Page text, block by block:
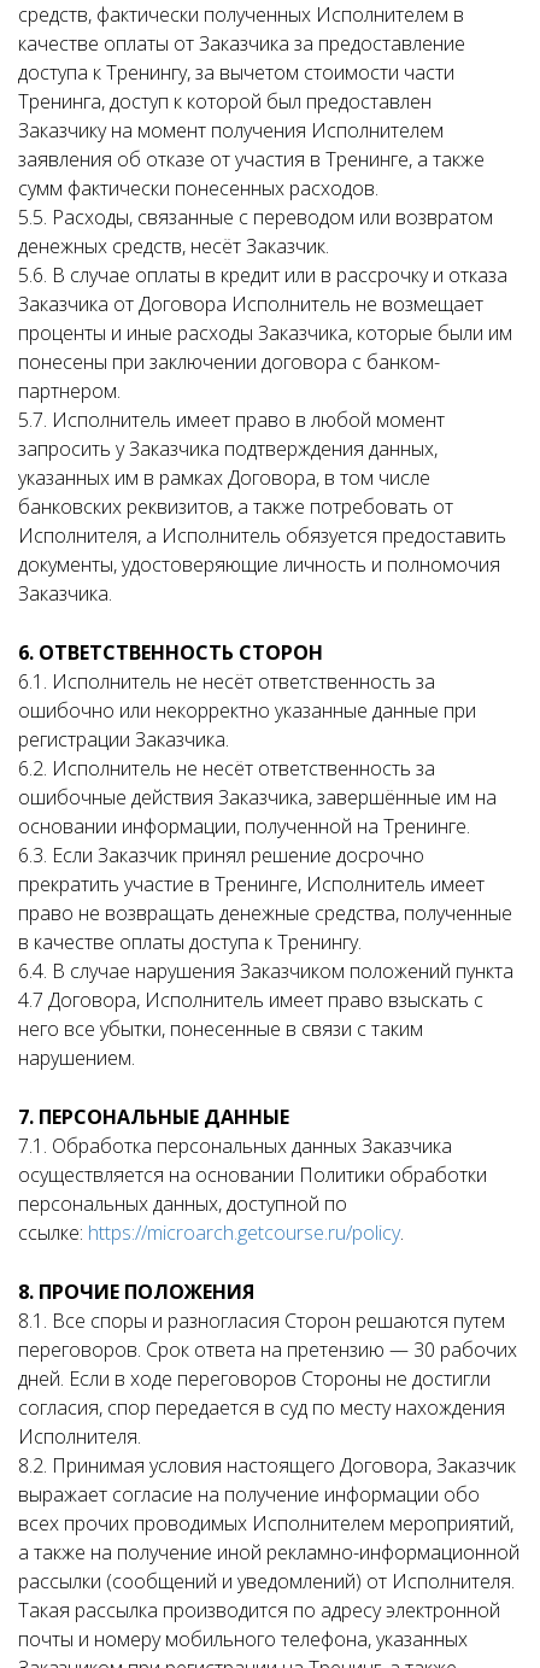
средств, фактически полученных Исполнителем в
качестве оплаты от Заказчика за предоставление
доступа к Тренингу, за вычетом стоимости части
Тренинга, доступ к которой был предоставлен
Заказчику на момент получения Исполнителем
заявления об отказе от участия в Тренинге, а также
сумм фактически понесенных расходов.
5.5. Расходы, связанные с переводом или возвратом
денежных средств, несёт Заказчик.
5.6. В случае оплаты в кредит или в рассрочку и отказа
Заказчика от Договора Исполнитель не возмещает
проценты и иные расходы Заказчика, которые были им
понесены при заключении договора с банком-
партнером.
5.7. Исполнитель имеет право в любой момент
запросить у Заказчика подтверждения данных,
указанных им в рамках Договора, в том числе
банковских реквизитов, а также потребовать от
Исполнителя, а Исполнитель обязуется предоставить
документы, удостоверяющие личность и полномочия
Заказчика.
6. ОТВЕТСТВЕННОСТЬ СТОРОН
6.1. Исполнитель не несёт ответственность за
ошибочно или некорректно указанные данные при
регистрации Заказчика.
6.2. Исполнитель не несёт ответственность за
ошибочные действия Заказчика, завершённые им на
основании информации, полученной на Тренинге.
6.3. Если Заказчик принял решение досрочно
прекратить участие в Тренинге, Исполнитель имеет
право не возвращать денежные средства, полученные
в качестве оплаты доступа к Тренингу.
6.4. В случае нарушения Заказчиком положений пункта
4.7 Договора, Исполнитель имеет право взыскать с
него все убытки, понесенные в связи с таким
нарушением.
7. ПЕРСОНАЛЬНЫЕ ДАННЫЕ
7.1. Обработка персональных данных Заказчика
осуществляется на основании Политики обработки
персональных данных, доступной по
ссылке: https://microarch.getcourse.ru/policy.
8. ПРОЧИЕ ПОЛОЖЕНИЯ
8.1. Все споры и разногласия Сторон решаются путем
переговоров. Срок ответа на претензию — 30 рабочих
дней. Если в ходе переговоров Стороны не достигли
согласия, спор передается в суд по месту нахождения
Исполнителя.
8.2. Принимая условия настоящего Договора, Заказчик
выражает согласие на получение информации обо
всех прочих проводимых Исполнителем мероприятий,
а также на получение иной рекламно-информационной
рассылки (сообщений и уведомлений) от Исполнителя.
Такая рассылка производится по адресу электронной
почты и номеру мобильного телефона, указанных